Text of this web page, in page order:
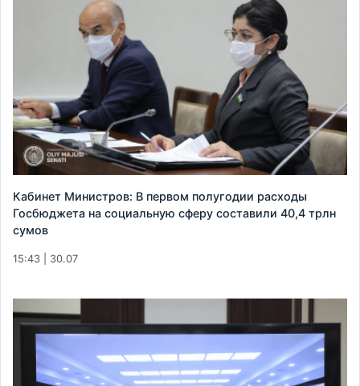
Кабинет Министров: В первом полугодии расходы
Госбюджета на социальную сферу составили 40,4 трлн
сумов
15:43 | 30.07